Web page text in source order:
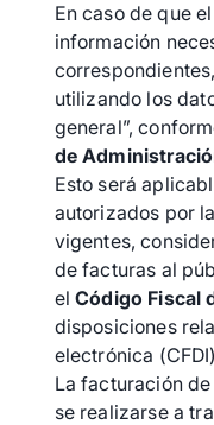
En caso de que
información
utilizando los
general”,
de
Esto será
autorizados por
vigentes,
de facturas al
elCódigo Fiscal
disposiciones
electrónica
La facturación
se realizarse a